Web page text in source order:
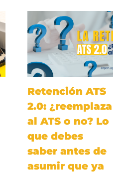
Retención ATS
2.0: ¿reemplaza
al ATS o no? Lo
que debes
saber antes de
asumir que ya